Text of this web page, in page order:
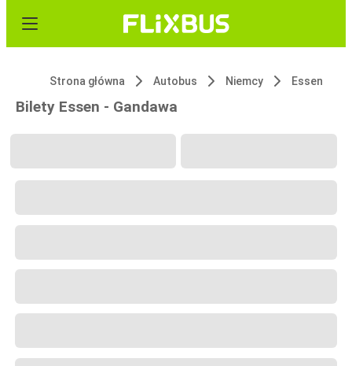
Strona główna Autobus Niemcy Essen
Bilety Essen - Gandawa